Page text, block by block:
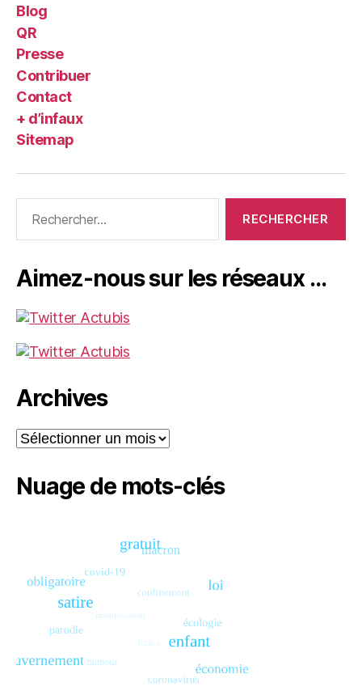
Blog
QR
Presse
Contribuer
Contact
+ d’infaux
Sitemap
Aimez-nous sur les réseaux …
Archives
Archives
Nuage de mots-clés